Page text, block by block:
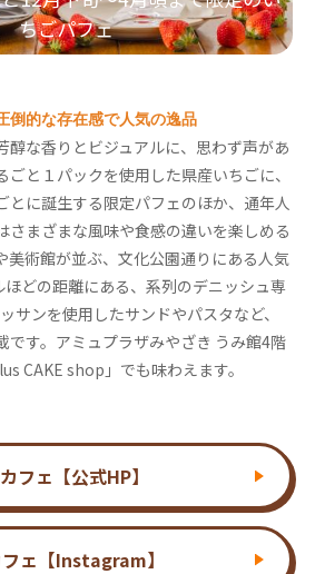
ちごパフェ
倒的な存在感で人気の逸品
醇な香りとビジュアルに、思わず声があ
と１パックを使用した県産いちごに、
とに誕生する限定パフェのほか、通年人
さまざまな風味や食感の違いを楽しめる
美術館が並ぶ、文化公園通りにある人気
どの距離にある、系列のデニッシュ専
サンを使用したサンドやパスタなど、
です。アミュプラザみやざき うみ館4階
CAKE shop」でも味わえます。
フェ【公式HP】
ェ【Instagram】